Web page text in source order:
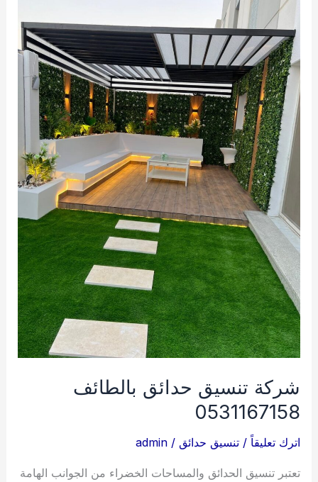
شركة تنسيق حدائق بالطائف
0531167158
اترك تعليقاً /تنسيق حدائق /
admin
تعتبر تنسيق الحدائق والمساحات الخضراء من الجوانب الهامة